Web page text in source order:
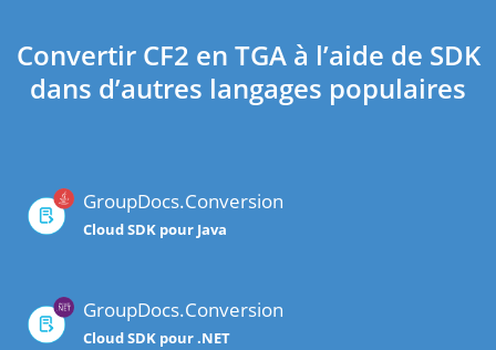
Convertir CF2 en TGA à l’aide de SDK
dans d’autres langages populaires
GroupDocs.Conversion
Cloud SDK pour Java
GroupDocs.Conversion
Cloud SDK pour .NET